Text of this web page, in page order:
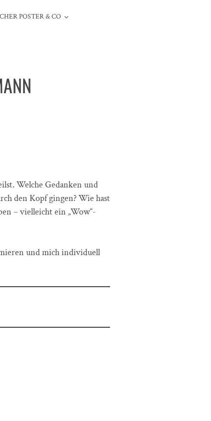
POSTER & CO
Welche Gedanken und
den Kopf gingen? Wie hast
– vielleicht ein „Wow“-
und mich individuell